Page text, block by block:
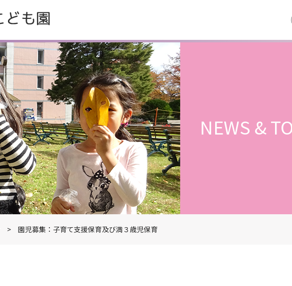
NEWS &
園児募集：子育て支援保育及び満３歳児保育